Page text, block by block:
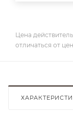
Цена
отличаться от